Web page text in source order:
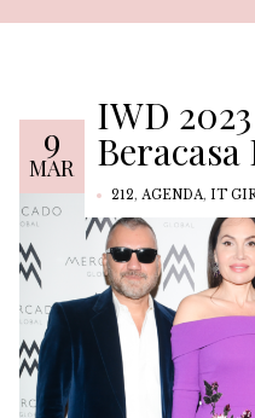
9
MAR
IWD
212, AGENDA, IT